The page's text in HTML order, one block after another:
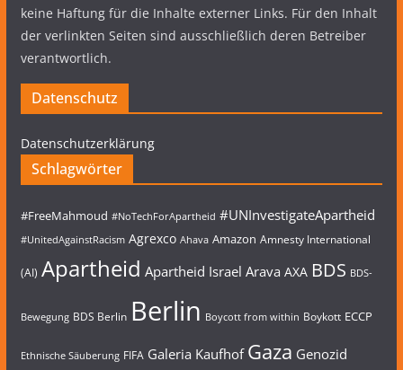
keine Haftung für die Inhalte externer Links. Für den Inhalt
der verlinkten Seiten sind ausschließlich deren Betreiber
verantwortlich.
Datenschutz
Datenschutzerklärung
Schlagwörter
#FreeMahmoud #NoTechForApartheid #UNInvestigateApartheid
#UnitedAgainstRacism Agrexco Ahava Amazon Amnesty International
(AI) Apartheid Apartheid Israel Arava AXA BDS BDS-
Bewegung BDS Berlin Berlin Boycott from within Boykott ECCP
Ethnische Säuberung FIFA Galeria Kaufhof Gaza Genozid